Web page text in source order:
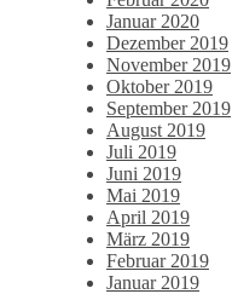
Januar 2020
Dezember 2019
November 2019
Oktober 2019
September 2019
August 2019
Juli 2019
Juni 2019
Mai 2019
April 2019
März 2019
Februar 2019
Januar 2019